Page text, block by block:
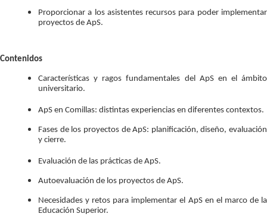
Proporcionar a los asistentes recursos para poder implementar
proyectos de ApS.
Contenidos
Características y ragos fundamentales del ApS en el ámbito
universitario.
ApS en Comillas: distintas experiencias en diferentes contextos.
Fases de los proyectos de ApS: planificación, diseño, evaluación
y cierre.
Evaluación de las prácticas de ApS.
Autoevaluación de los proyectos de ApS.
Necesidades y retos para implementar el ApS en el marco de la
Educación Superior.